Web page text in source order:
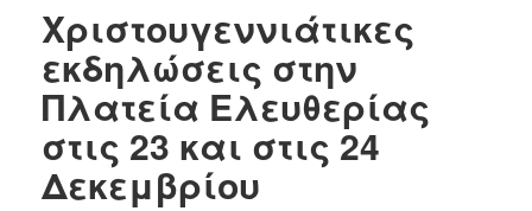
2012
2011
2010
2006
Χριστουγεννιάτικες
εκδηλώσεις στην
Πλατεία Ελευθερίας
στις 23 και στις 24
Δεκεμβρίου